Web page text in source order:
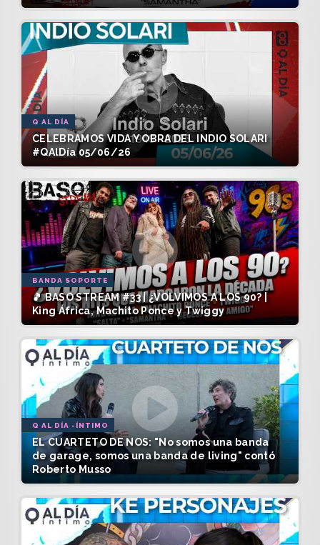
Q AL DÍA
CELEBRAMOS VIDA Y OBRA DEL INDIO SOLARI
#QAlDía 05/06/26
BANDA SOPORTE
🎵 BASO STREAM #33 | ¿VOLVIMOS A LOS 90? |
King África, Machito Ponce y Twiggy
Q AL DÍA -ÍNTIMO
EL CUARTETO DE NOS: "No somos una banda
de garage, somos una banda de living" contó
Roberto Musso